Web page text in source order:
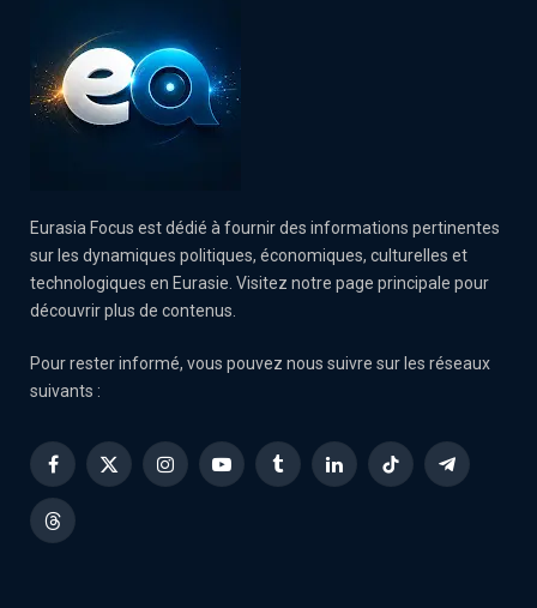
Eurasia Focus est dédié à fournir des informations pertinentes
sur les dynamiques politiques, économiques, culturelles et
technologiques en Eurasie. Visitez notre page principale pour
découvrir plus de contenus.
Pour rester informé, vous pouvez nous suivre sur les réseaux
suivants :
Facebook
X
InstagramYouTubeTumblrLinkedInTikTok Telegram
Threads